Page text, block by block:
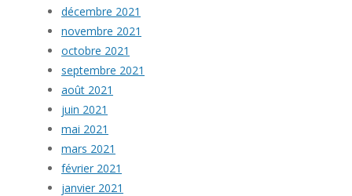
décembre 2021
novembre 2021
octobre 2021
septembre 2021
août 2021
juin 2021
mai 2021
mars 2021
février 2021
janvier 2021